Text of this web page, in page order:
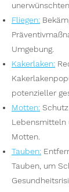
Fliegen:
Umgebung.
Kakerlaken:
potenzieller
Motten:
Lebensmitteln
Motten.
Tauben:
Tauben, um